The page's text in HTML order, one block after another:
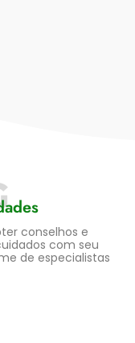
conselhos e
com seu
de especialistas